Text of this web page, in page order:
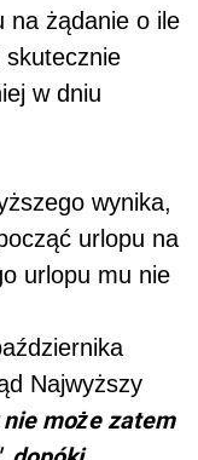
na żądanie o ile
skutecznie
w dniu
wynika,
urlopu na
urlopu mu nie
Najwyższy
może zatem